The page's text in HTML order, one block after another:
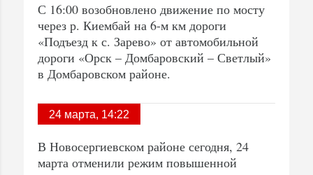
С 16:00 возобновлено движение по мосту
через р. Киембай на 6-м км дороги
«Подъезд к с. Зарево» от автомобильной
дороги «Орск – Домбаровский – Светлый»
в Домбаровском районе.
24 марта, 14:22
В Новосергиевском районе сегодня, 24
марта отменили режим повышенной